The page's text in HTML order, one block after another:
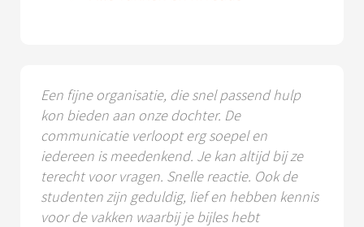
Een fijne organisatie, die snel passend hulp
kon bieden aan onze dochter. De
communicatie verloopt erg soepel en
iedereen is meedenkend. Je kan altijd bij ze
terecht voor vragen. Snelle reactie. Ook de
studenten zijn geduldig, lief en hebben kennis
voor de vakken waarbij je bijles hebt